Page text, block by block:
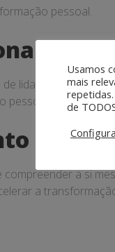
pessoal.
lidar de forma
a si
a
Usamos
mais
de